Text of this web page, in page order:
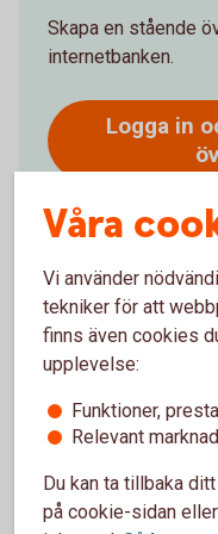
Skapa en stående
internetbanken.
Logga in
Ring oss
Måndag - Torsdag
15.00
Ring 0454 -
Logga in och
Våra
Vi använder
tekniker för att
finns även cookies
upplevelse:
Funktioner,
Relevant
Du kan ta tillbaka
på cookie-sidan